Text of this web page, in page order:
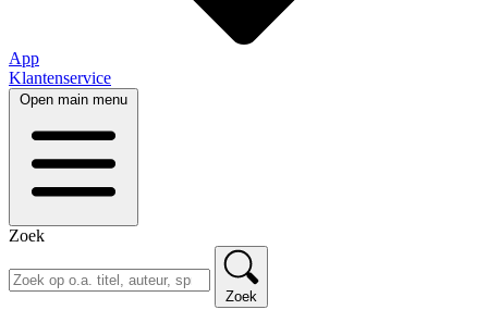
App
Klantenservice
Open main menu
Zoek
Zoek